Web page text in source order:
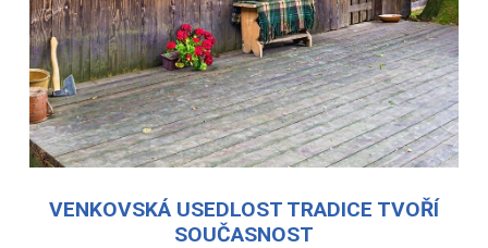
VENKOVSKÁ USEDLOST TRADICE TVOŘÍ
SOUČASNOST